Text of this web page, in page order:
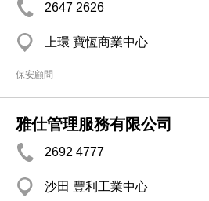
2647 2626
上環 寶恆商業中心
保安顧問
雅仕管理服務有限公司
2692 4777
沙田 豐利工業中心